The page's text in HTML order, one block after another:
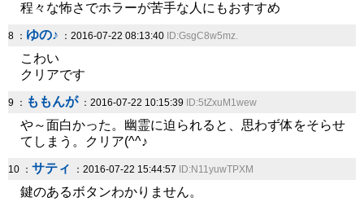
程々な怖さでホラーが苦手な人にもおすすめ
8 ： ゆの♪ ：2016-07-22 08:13:40 ID:GsgC8w5mz.
こわい
クリアです
9 ： ももんが：2016-07-22 10:15:39 ID:5tZxuM1wew
や～面白かった。幽霊に迫られると、思わず体をそらせ
てしまう。クリア(^^♪
10 ： サティ ：2016-07-22 15:44:57 ID:N11yuwTPXM
鍵のあるボタンわかりません。